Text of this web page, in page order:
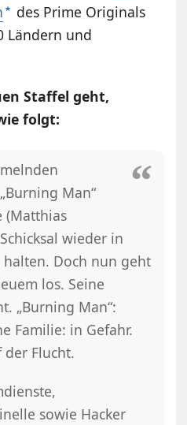
des Prime Originals
Ländern und
Staffel geht,
folgt:
Man“
(Matthias
wieder in
Doch nun geht
los. Seine
„Burning Man“:
Familie: in Gefahr.
der Flucht.
sowie Hacker